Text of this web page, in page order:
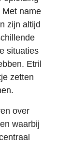
Met name
zijn altijd
situaties
Etril
zetten
over
waarbij